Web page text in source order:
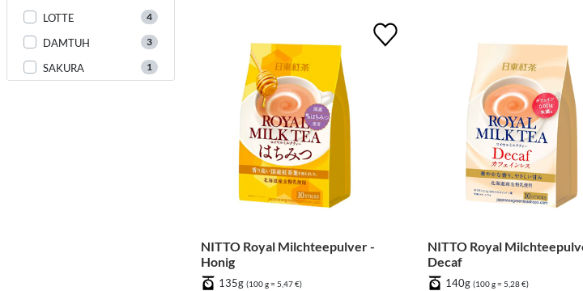
LOTTE 4
DAMTUH 3
SAKURA 1
NITTO Royal Milchteepulver -
Honig
135g (100 g = 5,47 €)
NITTO Royal
Decaf
140g (100 g = 5,28 €)